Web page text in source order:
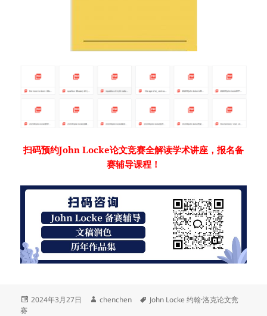
扫码预约John Locke论文竞赛全解读学术讲座，报名备
赛辅导课程！
发
2024年3月27日
作
chenchen
标
John Locke 约翰·洛克论文竞
赛